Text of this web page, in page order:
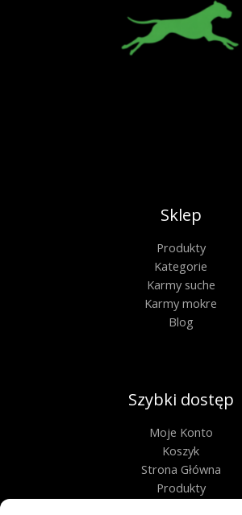
Sklep
Produkty
Kategorie
Karmy suche
Karmy mokre
Blog
Szybki dostęp
Moje Konto
Koszyk
Strona Główna
Produkty